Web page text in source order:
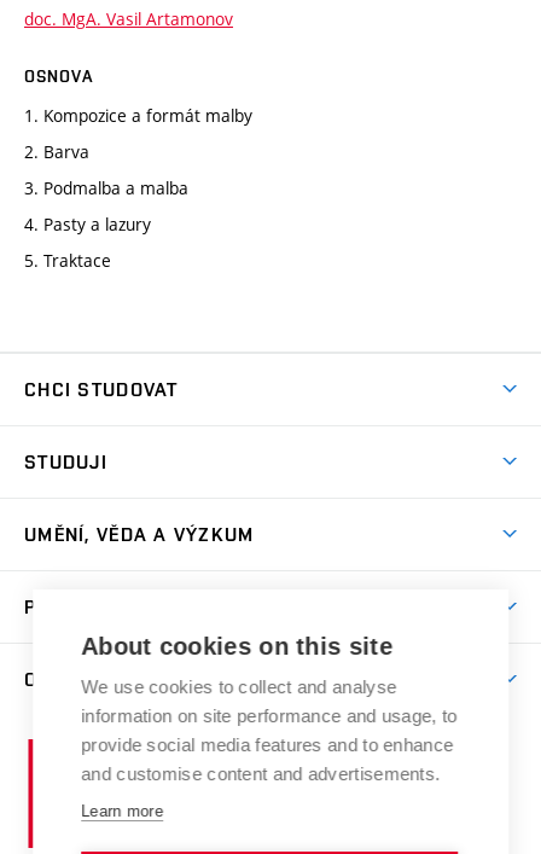
doc. MgA. Vasil Artamonov
OSNOVA
1. Kompozice a formát malby
2. Barva
3. Podmalba a malba
4. Pasty a lazury
5. Traktace
CHCI STUDOVAT
Přijímačky
Dny otevřených dveří
Přípravné kurzy
Studium bez bariér
Katedra teorií a dějin umění
Kabinety a dílny
Kontakt
E-přihláška
STUDUJI
Časový plán studia
Studijní předpisy a formuláře
Studium a stáže v zahraničí
Rezidenční pobyty
Odborná praxe
Stipendia
UMĚNÍ, VĚDA A VÝZKUM
Publikační činnost
Projekty
Výstavy
PRO VEŘEJNOST
Letní školy a semestrální kurzy
Nakladatelská a vydavatelská činnost
Research Catalogue
O FAKULTĚ
Aktuality
Informační tabule
Organizační struktura
Vysoké
učení
About cookies on this site
We use cookies to collect and analyse
information on site performance and usage, to
provide social media features and to enhance
and customise content and advertisements.
Learn more